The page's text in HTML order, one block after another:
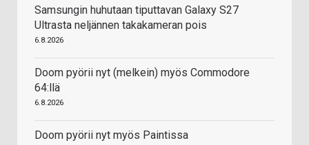
Samsungin huhutaan tiputtavan Galaxy S27
Ultrasta neljännen takakameran pois
6.8.2026
Doom pyörii nyt (melkein) myös Commodore
64:llä
6.8.2026
Doom pyörii nyt myös Paintissa